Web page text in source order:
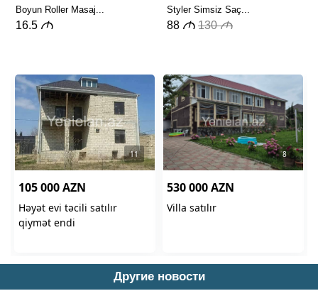
Другие новости